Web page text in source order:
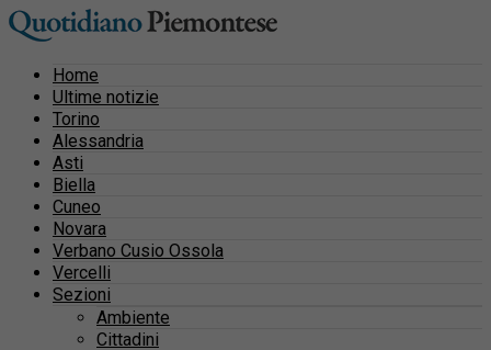
Home
Ultime notizie
Torino
Alessandria
Asti
Biella
Cuneo
Novara
Verbano Cusio Ossola
Vercelli
Sezioni
Ambiente
Cittadini